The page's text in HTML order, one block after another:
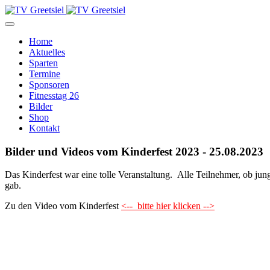
Home
Aktuelles
Sparten
Termine
Sponsoren
Fitnesstag 26
Bilder
Shop
Kontakt
Bilder und Videos vom Kinderfest 2023 - 25.08.2023
Das Kinderfest war eine tolle Veranstaltung. Alle Teilnehmer, ob
gab.
Zu den Video vom Kinderfest<-- bitte hier klicken -->